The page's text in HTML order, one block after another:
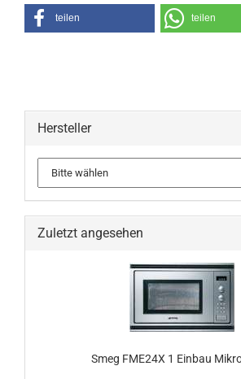
teilen teilen
Hersteller
Zuletzt angesehen
Smeg FME24X 1 Einbau